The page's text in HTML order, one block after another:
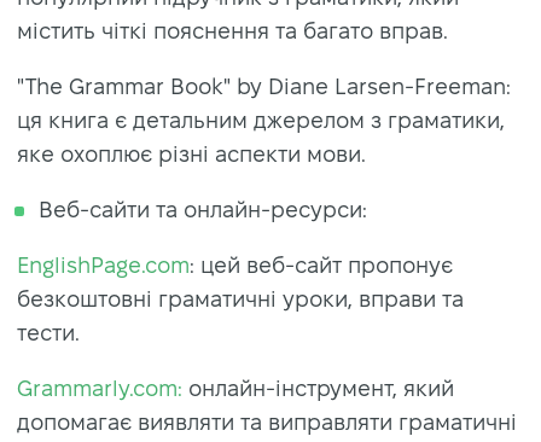
містить чіткі пояснення та багато вправ.
"The Grammar Book" by Diane Larsen-Freeman:
ця книга є детальним джерелом з граматики,
яке охоплює різні аспекти мови.
Веб-сайти та онлайн-ресурси:
EnglishPage.com: цей веб-сайт пропонує
безкоштовні граматичні уроки, вправи та
тести.
Grammarly.com: онлайн-інструмент, який
допомагає виявляти та виправляти граматичні